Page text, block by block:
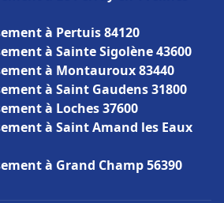
à Pertuis 84120
à Sainte Sigolène 43600
à Montauroux 83440
à Saint Gaudens 31800
à Loches 37600
à Saint Amand les Eaux
à Grand Champ 56390